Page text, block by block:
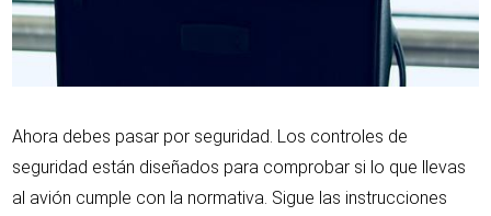
Ahora debes pasar por seguridad. Los controles de
seguridad están diseñados para comprobar si lo que llevas
al avión cumple con la normativa. Sigue las instrucciones